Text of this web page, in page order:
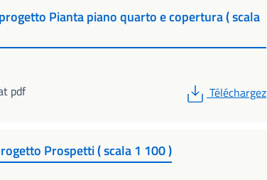
Pianta piano quarto e copertura ( scala
pdf
PDF
Téléchargez
Prospetti ( scala 1 100 )